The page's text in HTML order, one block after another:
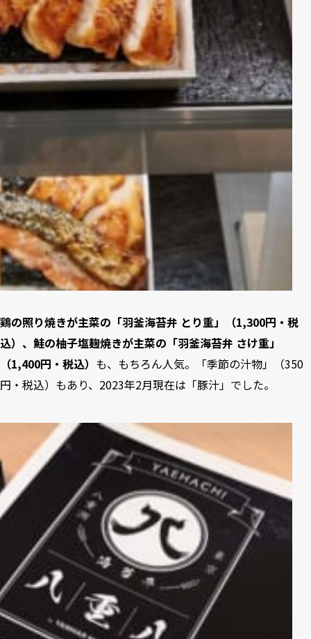
鶏の照り焼きが主菜の「羽釜海苔弁 とり重」（1,300円・税
込）、鮭の柚子塩麹焼きが主菜の「羽釜海苔弁 さけ重」
（1,400円・税込） も、もちろん人気。「季節の汁物」（350
円・税込）もあり、2023年2月現在は「豚汁」でした。